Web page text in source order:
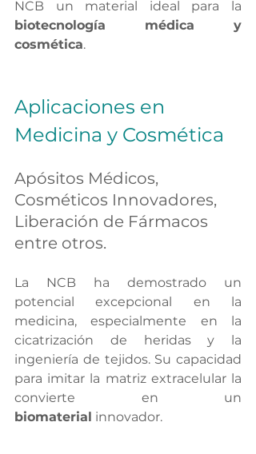
biotecnología médica y
cosmética.
Aplicaciones en
Medicina y Cosmética
Apósitos Médicos,
Cosméticos Innovadores,
Liberación de Fármacos
entre otros.
La NCB ha demostrado un
potencial excepcional en la
medicina, especialmente en la
cicatrización de heridas y la
ingeniería de tejidos. Su capacidad
para imitar la matriz extracelular la
biomaterial innovador.